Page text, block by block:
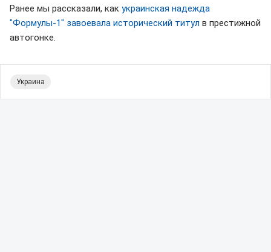
Ранее мы рассказали, как украинская надежда
"Формулы-1" завоевала исторический титул в престижной
автогонке.
Украина